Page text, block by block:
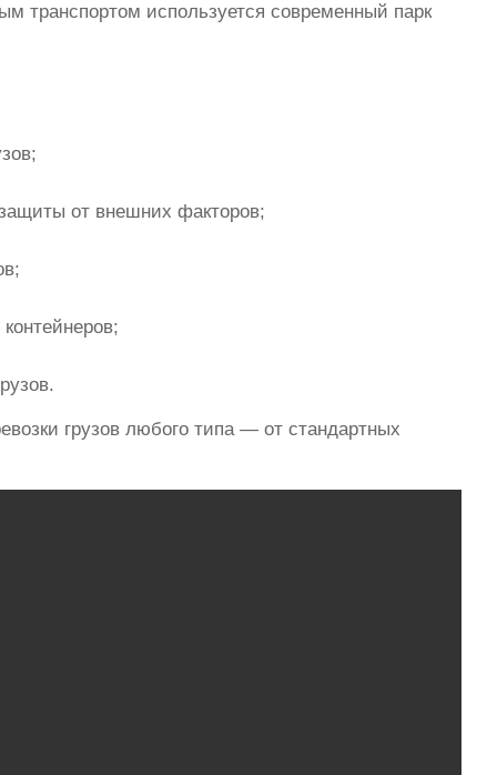
транспортом используется современный парк
от внешних факторов;
грузов любого типа — от стандартных